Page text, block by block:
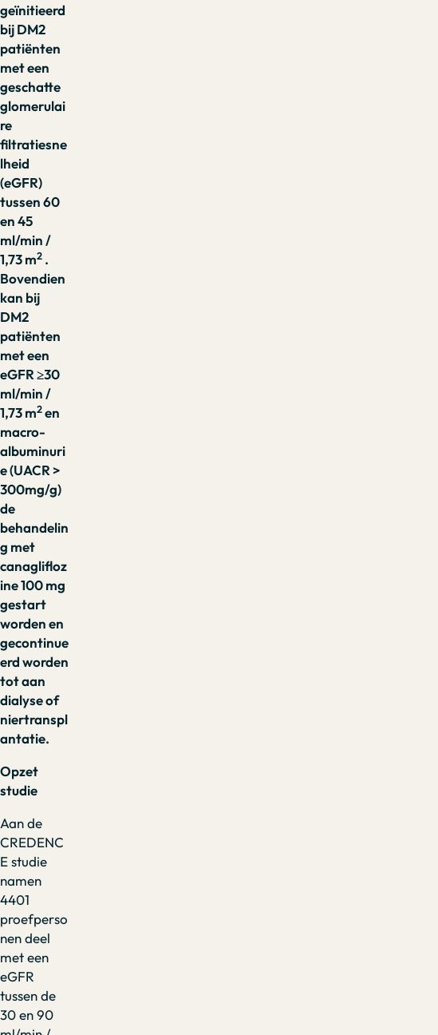
geïnitieerd
bij DM2
patiënten
met een
geschatte
glomerulai
re
filtratiesne
lheid
(eGFR)
tussen 60
en 45
ml/min /
1,73 m2 .
Bovendien
kan bij
DM2
patiënten
met een
eGFR ≥30
ml/min /
1,73 m2en
macro-
albuminuri
e (UACR >
300mg/g)
de
behandelin
g met
canaglifloz
ine 100 mg
gestart
worden en
gecontinue
erd worden
tot aan
dialyse of
niertranspl
antatie.
Opzet
studie
Aan de
CREDENC
E studie
namen
4401
proefperso
nen deel
met een
eGFR
tussen de
30 en 90